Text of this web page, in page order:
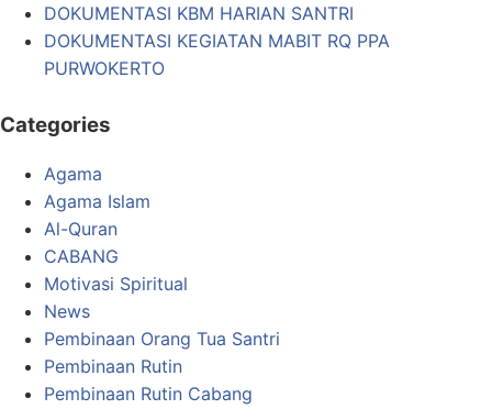
DOKUMENTASI KBM HARIAN SANTRI
DOKUMENTASI KEGIATAN MABIT RQ PPA
PURWOKERTO
Categories
Agama
Agama Islam
Al-Quran
CABANG
Motivasi Spiritual
News
Pembinaan Orang Tua Santri
Pembinaan Rutin
Pembinaan Rutin Cabang